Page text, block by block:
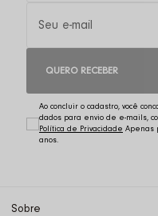
QUERO RECEBER
Ao concluir o cadastro, você
dados para envio de e-mails,
Política de Privacidade
Sobre